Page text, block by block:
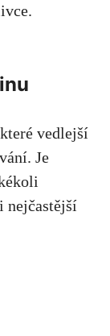
vedlejší
Je
nejčastější